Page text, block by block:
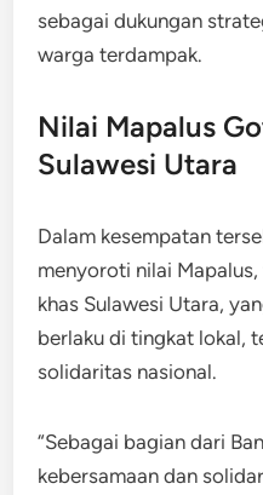
sebagai dukungan
warga terdampak.
Nilai Mapalus
Sulawesi Utara
Dalam kesempatan
menyoroti nilai
khas Sulawesi Utara,
berlaku di tingkat lokal,
solidaritas nasional.
“Sebagai bagian dari
kebersamaan dan